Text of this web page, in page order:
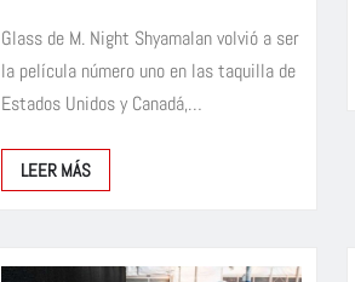
Glass de M. Night Shyamalan volvió a ser
la película número uno en las taquilla de
Estados Unidos y Canadá,…
LEER MÁS